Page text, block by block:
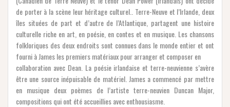
de porter à la scène leur héritage culturel.. Terre-Neuve et l’Irlande, deux
îles situées de part et d’autre de l’Atlantique, partagent une histoire
culturelle riche en art, en poésie, en contes et en musique. Les chansons
folkloriques des deux endroits sont connues dans le monde entier et ont
fourni à James les premiers matériaux pour arranger et composer en
collaboration avec Dean. La poésie irlandaise et terre-neuvienne s’avère
être une source inépuisable de matériel. James a commencé par mettre
en musique deux poèmes de l’artiste terre-neuvien Duncan Major,
compositions qui ont été accueillies avec enthousiasme.